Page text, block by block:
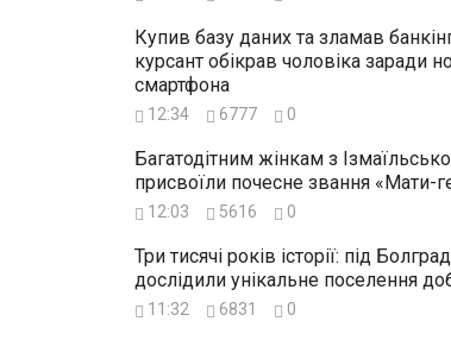
Купив базу даних та зламав
курсант обікрав чоловіка заради
смартфона
12:34 6777 0
Багатодітним жінкам з
присвоїли почесне звання «Мати-
12:03 5616 0
Три тисячі років історії: під
дослідили унікальне поселення
11:32 6831 0